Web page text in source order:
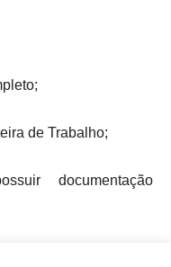
de Trabalho;
documentação